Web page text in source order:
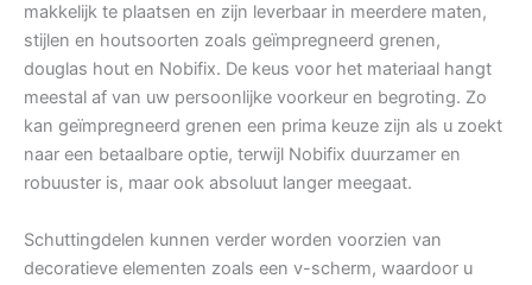
makkelijk te plaatsen en zijn leverbaar in meerdere maten,
stijlen en houtsoorten zoals geïmpregneerd grenen,
douglas hout en Nobifix. De keus voor het materiaal hangt
meestal af van uw persoonlijke voorkeur en begroting. Zo
kan geïmpregneerd grenen een prima keuze zijn als u zoekt
naar een betaalbare optie, terwijl Nobifix duurzamer en
robuuster is, maar ook absoluut langer meegaat.
Schuttingdelen kunnen verder worden voorzien van
decoratieve elementen zoals een v-scherm, waardoor u